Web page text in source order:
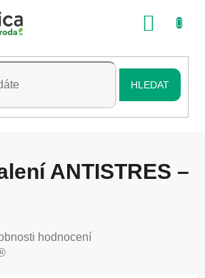
HLEDAT
ANTISTRES –
hodnocení